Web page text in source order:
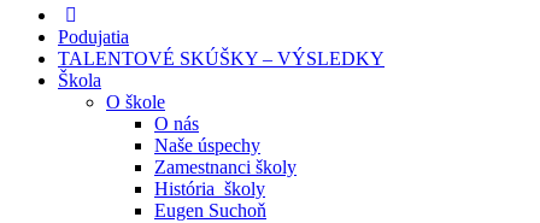
Podujatia
TALENTOVÉ SKÚŠKY – VÝSLEDKY
Škola
O škole
O nás
Naše úspechy
Zamestnanci školy
História školy
Eugen Suchoň